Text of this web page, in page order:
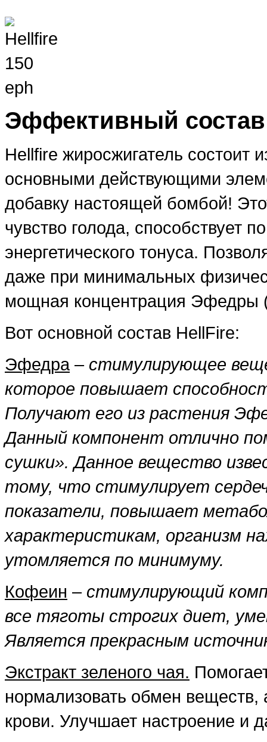
Эффективный состав
Hellfire жиросжигатель состоит
основными действующими
добавку настоящей бомбой!
чувство голода, способствует
энергетического тонуса.
даже при минимальных
мощная концентрация Эфедры
Вот основной состав HellFire:
Эфедра– стимулирующее
которое повышает
Получают его из растения
Данный компонент отлично
сушки». Данное вещество
тому, что стимулирует
показатели, повышает
характеристикам, организм
утомляется по минимуму.
Кофеин – стимулирующий
все тяготы строгих диет,
Является прекрасным
Экстракт зеленого чая.
нормализовать обмен веществ,
крови. Улучшает настроение и